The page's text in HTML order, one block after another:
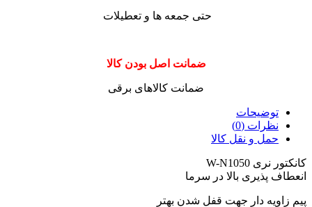
حتی جمعه ها و تعطیلات
ضمانت اصل بودن کالا
ضمانت کالاهای برقی
توضیحات
نظرات (0)
حمل و نقل کالا
کانکتور نری W-N1050
انعطاف پذیری بالا در سرما
پیم زاویه دار جهت قفل شدن بهتر